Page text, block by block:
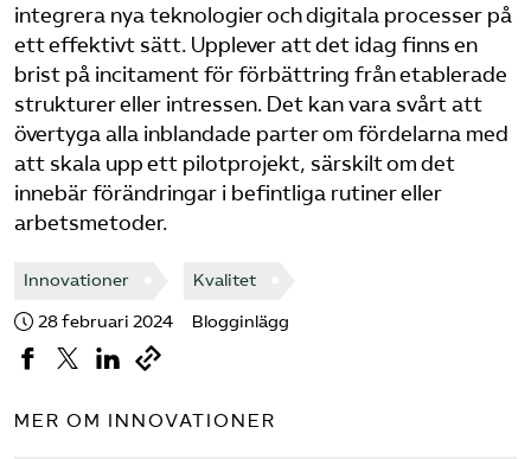
Logga in på Arbetsgivarguiden
Sök på vardforetagarna.se
Press
In English
integrera nya teknologier och digitala processer på
ett effektivt sätt. Upplever att det idag finns en
brist på incitament för förbättring från etablerade
strukturer eller intressen. Det kan vara svårt att
övertyga alla inblandade parter om fördelarna med
att skala upp ett pilotprojekt, särskilt om det
innebär förändringar i befintliga rutiner eller
arbetsmetoder.
Innovationer Kvalitet
28 februari 2024 Blogginlägg
MER OM INNOVATIONER